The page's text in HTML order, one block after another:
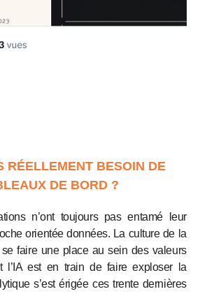
RÉELLEMENT BESOIN DE
DE BORD ?
orientée données. La culture de la
faire une place au sein des valeurs
l’IA est en train de faire exploser la
s’est érigée ces trente dernières